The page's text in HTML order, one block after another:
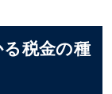
税金の種